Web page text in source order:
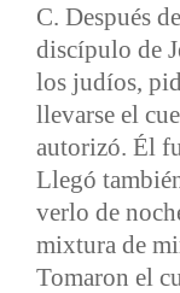
C. Después
discípulo de
los judíos,
llevarse el
autorizó. Él
Llegó
verlo de
mixtura de
Tomaron el